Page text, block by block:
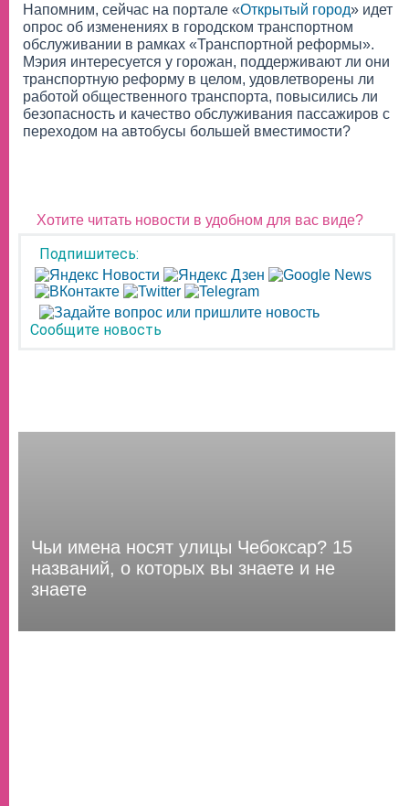
Напомним, сейчас на портале «Открытый город» идет
опрос об изменениях в городском транспортном
обслуживании в рамках «Транспортной реформы».
Мэрия интересуется у горожан, поддерживают ли они
транспортную реформу в целом, удовлетворены ли
работой общественного транспорта, повысились ли
безопасность и качество обслуживания пассажиров с
переходом на автобусы большей вместимости?
Хотите читать новости в удобном для вас виде?
Подпишитесь:
Сообщите новость
Чьи имена носят улицы Чебоксар? 15
названий, о которых вы знаете и не
знаете